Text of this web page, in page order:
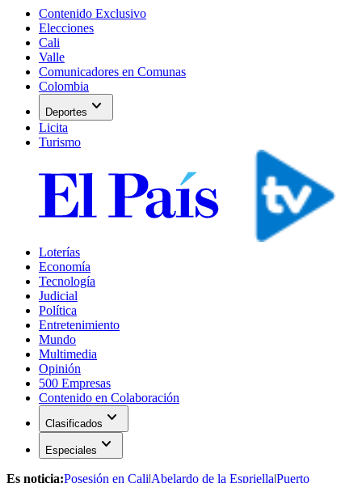
Contenido Exclusivo
Elecciones
Cali
Valle
Comunicadores en Comunas
Colombia
Deportes expand_more
Licita
Turismo
Loterías
Economía
Tecnología
Judicial
Política
Entretenimiento
Mundo
Multimedia
Opinión
500 Empresas
Contenido en Colaboración
Clasificados expand_more
Especiales expand_more
Es noticia:Posesión en Cali|Abelardo de la Espriella|Puerto